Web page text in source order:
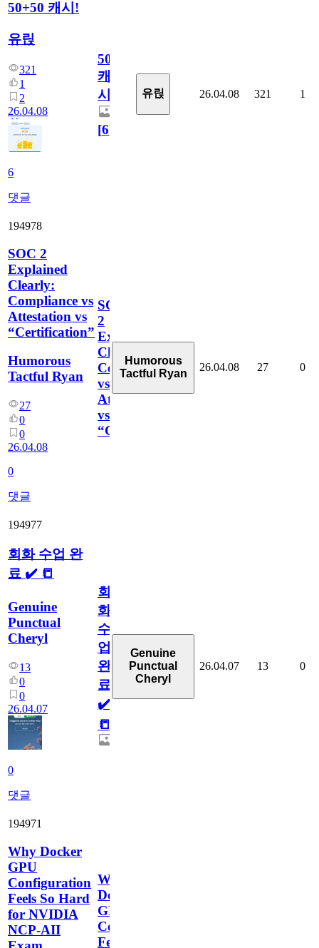
50+50 캐시!
유릱
321
1
2
26.04.08
6
댓글
50+50
캐
시!
[6]
유릱 26.04.08 321 1
194978
SOC 2
Explained
Clearly:
Compliance vs
Attestation vs
“Certification”
Humorous
Tactful Ryan
27
0
0
26.04.08
0
댓글
SOC
2
Explained
Clearly:
Compliance
vs
Attestation
vs
“Certification”
Humorous
Tactful Ryan
26.04.08 27 0
194977
회화 수업 완
료 ✔️ 📒
Genuine
Punctual
Cheryl
13
0
0
26.04.07
0
댓글
회
화
수
업
완
료
✔️
📒
Genuine
Punctual
Cheryl
26.04.07 13 0
194971
Why Docker
GPU
Configuration
Feels So Hard
for NVIDIA
NCP-AII
Why
Docker
GPU
Configuration
Feels